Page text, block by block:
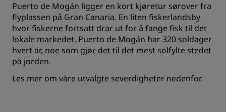
Puerto de Mogán ligger en kort kjøretur sørover fra
flyplassen på Gran Canaria. En liten fiskerlandsby
hvor fiskerne fortsatt drar ut for å fange fisk til det
lokale markedet. Puerto de Mogán har 320 soldager
hvert år, noe som gjør det til det mest solfylte stedet
på jorden.
Les mer om våre utvalgte severdigheter nedenfor.